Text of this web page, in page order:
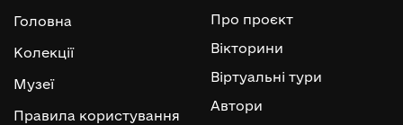
Головна
Колекції
Музеї
Правила користування
Про проєкт
Вікторини
Віртуальні тури
Автори